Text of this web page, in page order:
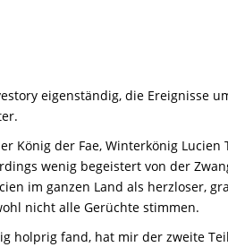
eigenständig, die Ereignisse
König der Fae, Winterkönig Lucien
wenig begeistert von der
im ganzen Land als herzloser,
nicht alle Gerüchte stimmen.
holprig fand, hat mir der zweite